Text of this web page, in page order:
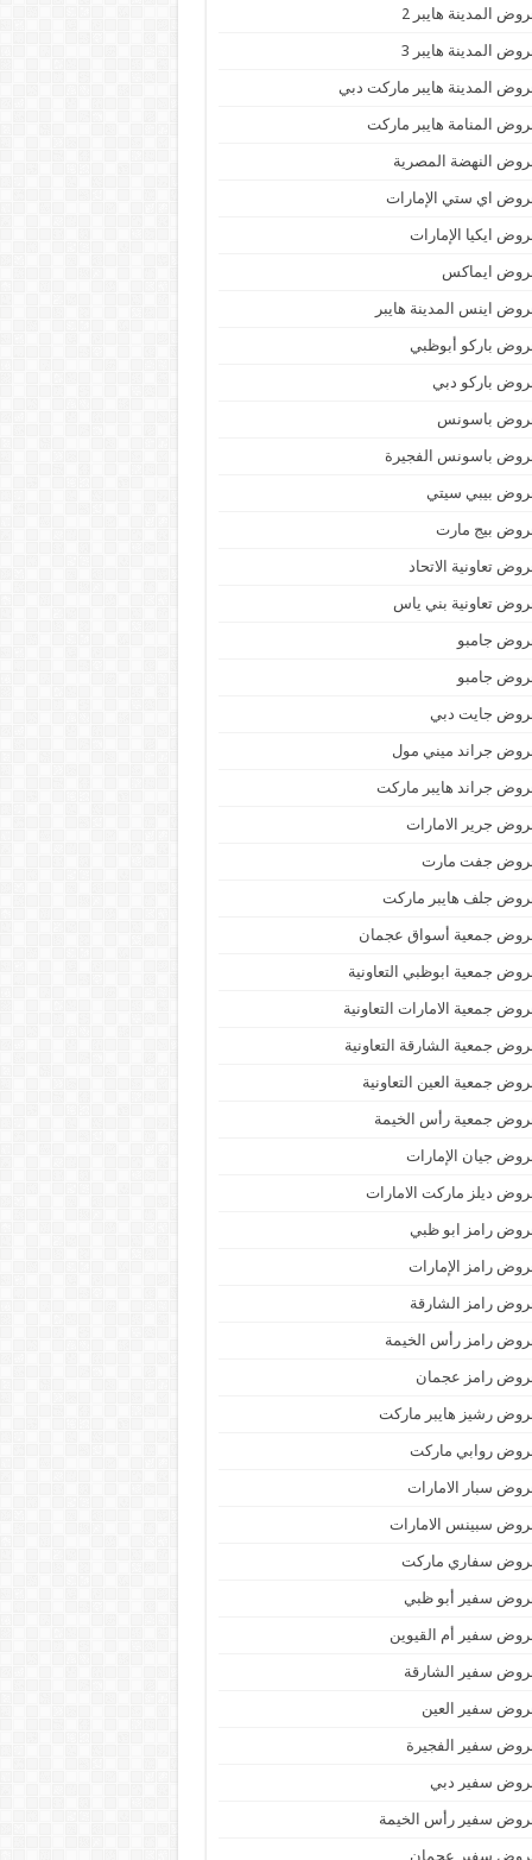
المدينة هايبر 2
المدينة هايبر 3
المدينة هايبر ماركت دبي
المنامة هايبر ماركت
النهضة المصرية
اي ستي الإمارات
ايكيا الإمارات
ايماكس
اينس المدينة هايبر
باركو أبوظبي
باركو دبي
باسونس
باسونس الفجيرة
بيبي سيتي
بيج مارت
تعاونية الاتحاد
تعاونية بني ياس
جامبو
جامبو
جايت دبي
جراند ميني مول
جراند هايبر ماركت
جرير الامارات
جفت مارت
جلف هايبر ماركت
جمعية أسواق عجمان
جمعية ابوظبي التعاونية
جمعية الامارات التعاونية
جمعية الشارقة التعاونية
جمعية العين التعاونية
جمعية رأس الخيمة
جيان الإمارات
ديلز ماركت الامارات
رامز ابو ظبي
رامز الإمارات
رامز الشارقة
رامز رأس الخيمة
رامز عجمان
رشيز هايبر ماركت
روابي ماركت
سبار الامارات
سبينس الامارات
سفاري ماركت
سفير أبو ظبي
سفير أم القيوين
سفير الشارقة
سفير العين
سفير الفجيرة
سفير دبي
سفير رأس الخيمة
سفير عجمان